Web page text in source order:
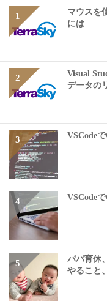
マウスを
には
Visual
データの
VSCode
VSCode
パパ育休
やること